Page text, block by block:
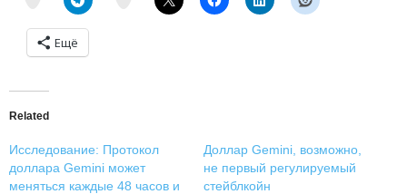
Ещё
Related
Исследование: Протокол
доллара Gemini может
меняться каждые 48 часов и
Доллар Gemini, возможно,
не первый регулируемый
стейблкойн